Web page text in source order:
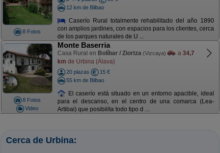
8 Fotos
12 km de Bilbao
Caserío Rural totalmente rehabilitado del año 1890
con amplios jardines, con espacios para los clientes, cerca
de los parques naturales de U ...
8 Fotos
Video
Monte Baserria
Casa Rural en Bolíbar / Ziortza (Vizcaya) a 34,7
km de Urbina (Álava)
20 plazas
15 €
55 km de Bilbao
El caserío está situado en un entorno apacible, ideal
para el descanso, en el centro de una comarca (Lea-
Artibai) que posibilita todo tipo d ...
Cerca de Urbina: